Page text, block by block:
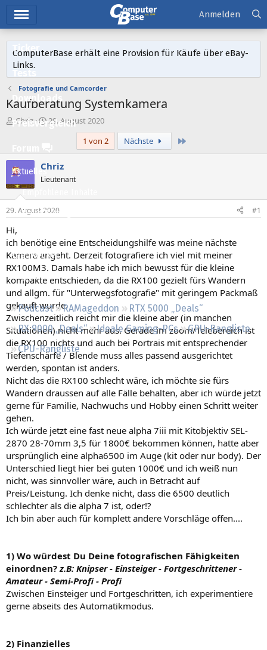
Ticker
Downloads
Preisvergleich
Aktuelles
Neue Beiträge
Leserartikel
Regeln
Podcast RAMageddon
RTX 5000 „Deals“
RX 9000 „Deals“
Ideale Gaming-PCs
GPU-Rangliste
CPU-Rangliste
Anmelden
ComputerBase erhält eine Provision für Käufe über eBay-
Links.
Fotografie und Camcorder
Kaufberatung Systemkamera
E
t
e
l
l
e
Chriz
E
t
e
l
a
m
29. August 2020
1 von 2
Nächste
Chriz
Lieutenant
29. August 2020 #1
Hi,
ich benötige eine Entscheidungshilfe was meine nächste
Kamera angeht. Derzeit fotografiere ich viel mit meiner
RX100M3. Damals habe ich mich bewusst für die kleine
kompakte entschieden, da die RX100 gezielt fürs Wandern
und allgm. für "Unterwegsfotografie" mit geringem Packmaß
gekauft wurde.
Zwischenzeitlich reicht mir die kleine aber (in manchen
Situationen) nicht mehr aus. Gerade im zoom/Telebereich ist
die RX100 nichts und auch bei Portrais mit entsprechender
Tiefenschärfe / Blende muss alles passend ausgerichtet
werden, spontan ist anders.
Nicht das die RX100 schlecht wäre, ich möchte sie fürs
Wandern draussen auf alle Fälle behalten, aber ich würde jetzt
gerne für Familie, Nachwuchs und Hobby einen Schritt weiter
gehen.
Ich würde jetzt eine fast neue alpha 7iii mit Kitobjektiv SEL-
2870 28-70mm 3,5 für 1800€ bekommen können, hatte aber
ursprünglich eine alpha6500 im Auge (kit oder nur body). Der
Unterschied liegt hier bei guten 1000€ und ich weiß nun
nicht, was sinnvoller wäre, auch in Betracht auf
Preis/Leistung. Ich denke nicht, dass die 6500 deutlich
schlechter als die alpha 7 ist, oder!?
Ich bin aber auch für komplett andere Vorschläge offen....
1) Wo würdest Du Deine fotografischen Fähigkeiten
einordnen? z.B: Knipser - Einsteiger - Fortgeschrittener -
Amateur - Semi-Profi - Profi
Zwischen Einsteiger und Fortgeschritten, ich experimentiere
gerne abseits des Automatikmodus.
2) Finanzielles